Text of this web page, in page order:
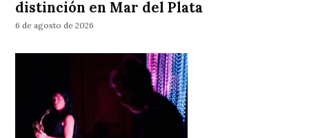
distinción en Mar del Plata
6 de agosto de 2026